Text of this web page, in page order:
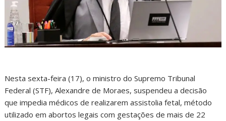
Nesta sexta-feira (17), o ministro do Supremo Tribunal
Federal (STF), Alexandre de Moraes, suspendeu a decisão
que impedia médicos de realizarem assistolia fetal, método
utilizado em abortos legais com gestações de mais de 22